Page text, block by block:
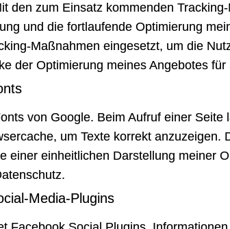
den zum Einsatz kommenden
und die fortlaufende Optimierung
Maßnahmen eingesetzt, um die
der Optimierung meines Angebotes für
von Google. Beim Aufruf einer Seite
um Texte korrekt anzuzeigen.
einer einheitlichen Darstellung meiner
.
Media-Plugins